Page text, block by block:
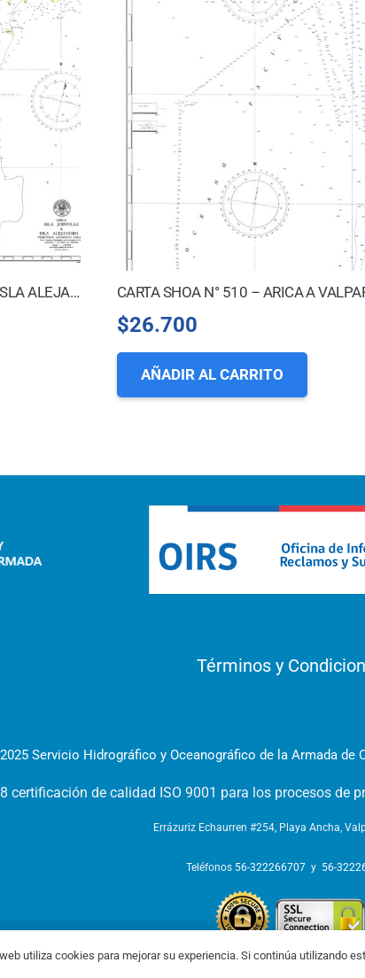
CARTA SHOA N° 590 – ISLA JOINVILLE A ISLA ALEJANDRO I. CARTA SHOA N° 510 – ARICA A
$26.700
AÑADIR AL CARRITO
Términos y
Servicio Hidrográfico y Oceanográfico de la Armada de
certificación de calidad ISO 9001 para los procesos de
Errázuriz Echaurren #254, Playa Ancha,
Teléfonos 56-322266707 y 56-
utiliza cookies para mejorar su experiencia. Si continúa utilizando